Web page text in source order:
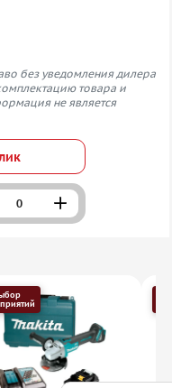
без уведомления дилера
товара и
не является